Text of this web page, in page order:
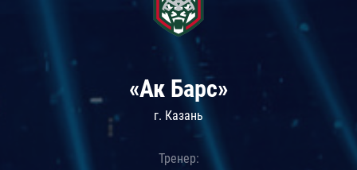
«Ак Барс»
г. Казань
Тренер: